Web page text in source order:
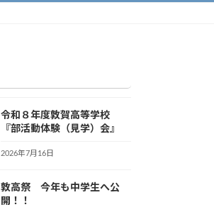
令和８年度敦賀高等学校
『部活動体験（見学）会』
2026年7月16日
敦高祭 今年も中学生へ公
開！！